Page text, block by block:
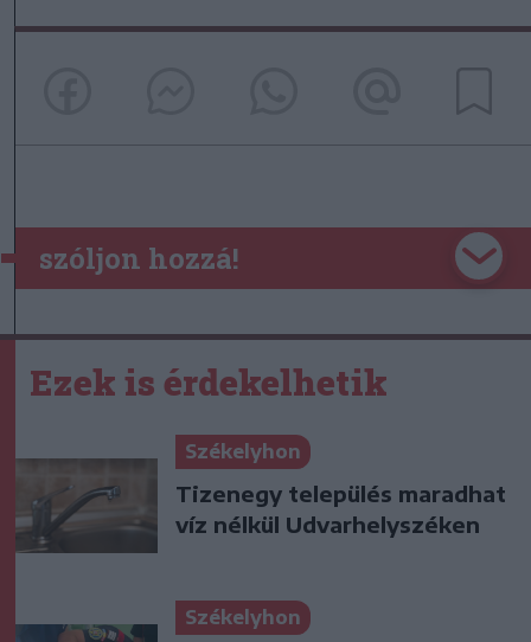
szóljon hozzá!
Ezek is érdekelhetik
Székelyhon
Tizenegy település maradhat
víz nélkül Udvarhelyszéken
Székelyhon